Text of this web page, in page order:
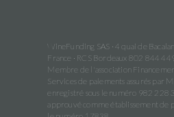
WineFunding SAS · 4 quai de
France · RCS Bordeaux 802 844
Membre de l'association
Services de paiements assurés par
enregistré sous le numéro 982 228
approuvé comme établissement de